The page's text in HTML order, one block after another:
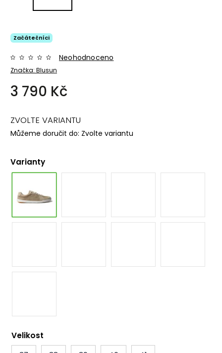
Začátečníci
Značka: Blusun
Neohodnoceno
Varianty
3 790 Kč
ZVOLTE VARIANTU
Můžeme doručit do: Zvolte variantu
Velikost